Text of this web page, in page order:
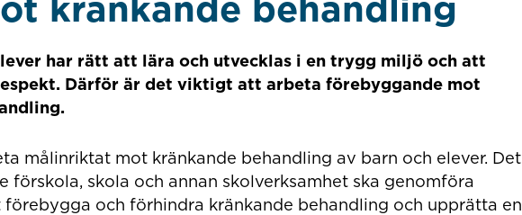
kränkande behandling
har rätt att lära och utvecklas i en trygg miljö och att
Därför är det viktigt att arbeta förebyggande mot
målinriktat mot kränkande behandling av barn och elever. Det
förskola, skola och annan skolverksamhet ska genomföra
och förhindra kränkande behandling och upprätta en